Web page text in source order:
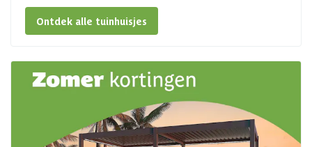
Ontdek alle tuinhuisjes